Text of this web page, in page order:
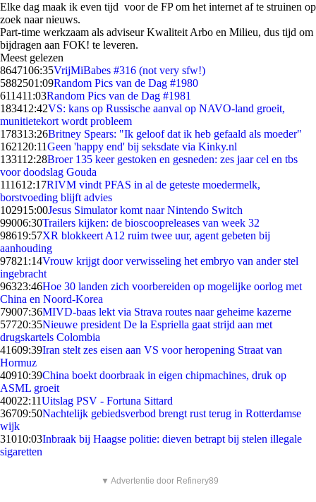
Elke dag maak ik even tijd voor de FP om het internet af te struinen op
zoek naar nieuws.
Part-time werkzaam als adviseur Kwaliteit Arbo en Milieu, dus tijd om
bijdragen aan FOK! te leveren.
Meest gelezen
8647106:35VrijMiBabes #316 (not very sfw!)
5882501:09Random Pics van de Dag #1980
611411:03Random Pics van de Dag #1981
183412:42VS: kans op Russische aanval op NAVO-land groeit,
munitietekort wordt probleem
178313:26Britney Spears: "Ik geloof dat ik heb gefaald als moeder"
1621 20:11Geen 'happy end' bij seksdate via Kinky.nl
133112:28Broer 135 keer gestoken en gesneden: zes jaar cel en tbs
voor doodslag Gouda
111612:17RIVM vindt PFAS in al de geteste moedermelk,
borstvoeding blijft advies
102915:00Jesus Simulator komt naar Nintendo Switch
99006:30Trailers kijken: de bioscoopreleases van week 32
98619:57XR blokkeert A12 ruim twee uur, agent gebeten bij
aanhouding
97821:14Vrouw krijgt door verwisseling het embryo van ander stel
ingebracht
96323:46Hoe 30 landen zich voorbereiden op mogelijke oorlog met
China en Noord-Korea
79007:36MIVD-baas lekt via Strava routes naar geheime kazerne
57720:35Nieuwe president De la Espriella gaat strijd aan met
drugskartels Colombia
41609:39Iran stelt zes eisen aan VS voor heropening Straat van
Hormuz
40910:39China boekt doorbraak in eigen chipmachines, druk op
ASML groeit
40022:11Uitslag PSV - Fortuna Sittard
36709:50Nachtelijk gebiedsverbod brengt rust terug in Rotterdamse
wijk
31010:03Inbraak bij Haagse politie: dieven betrapt bij stelen illegale
sigaretten
▼ Advertentie door Refinery89